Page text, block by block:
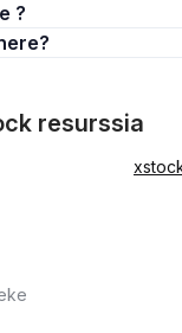
?
are there?
resurssia